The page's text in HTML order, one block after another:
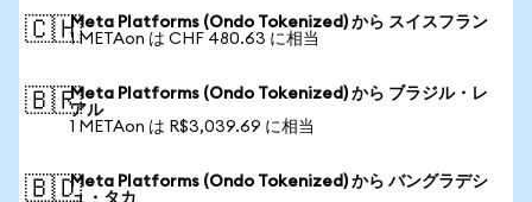
🇨🇭Meta Platforms (Ondo Tokenized) から スイスフラン
1 METAon は CHF 480.63 に相当
🇧🇷Meta Platforms (Ondo Tokenized) から ブラジル・レ
アル
1 METAon は R$3,039.69 に相当
🇧🇩Meta Platforms (Ondo Tokenized) から バングラデシ
ュ・タカ